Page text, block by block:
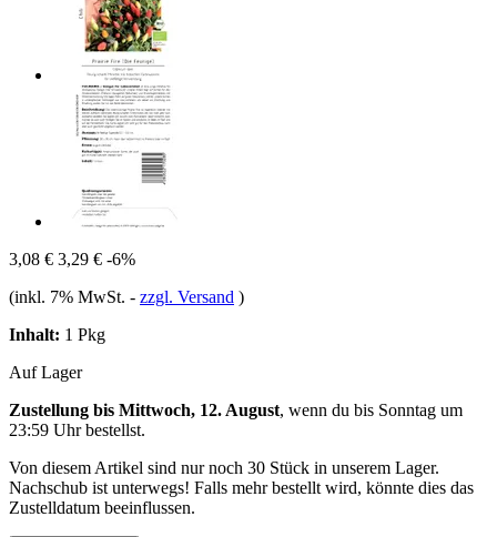
3,08 € 3,29 € -6%
(inkl. 7% MwSt. - zzgl. Versand )
Inhalt: 1 Pkg
Auf Lager
Zustellung bis Mittwoch, 12. August, wenn du bis Sonntag um
23:59 Uhrbestellst.
Von diesem Artikel sind nur noch 30 Stück in unserem Lager.
Nachschub ist unterwegs! Falls mehr bestellt wird, könnte dies das
Zustelldatum beeinflussen.